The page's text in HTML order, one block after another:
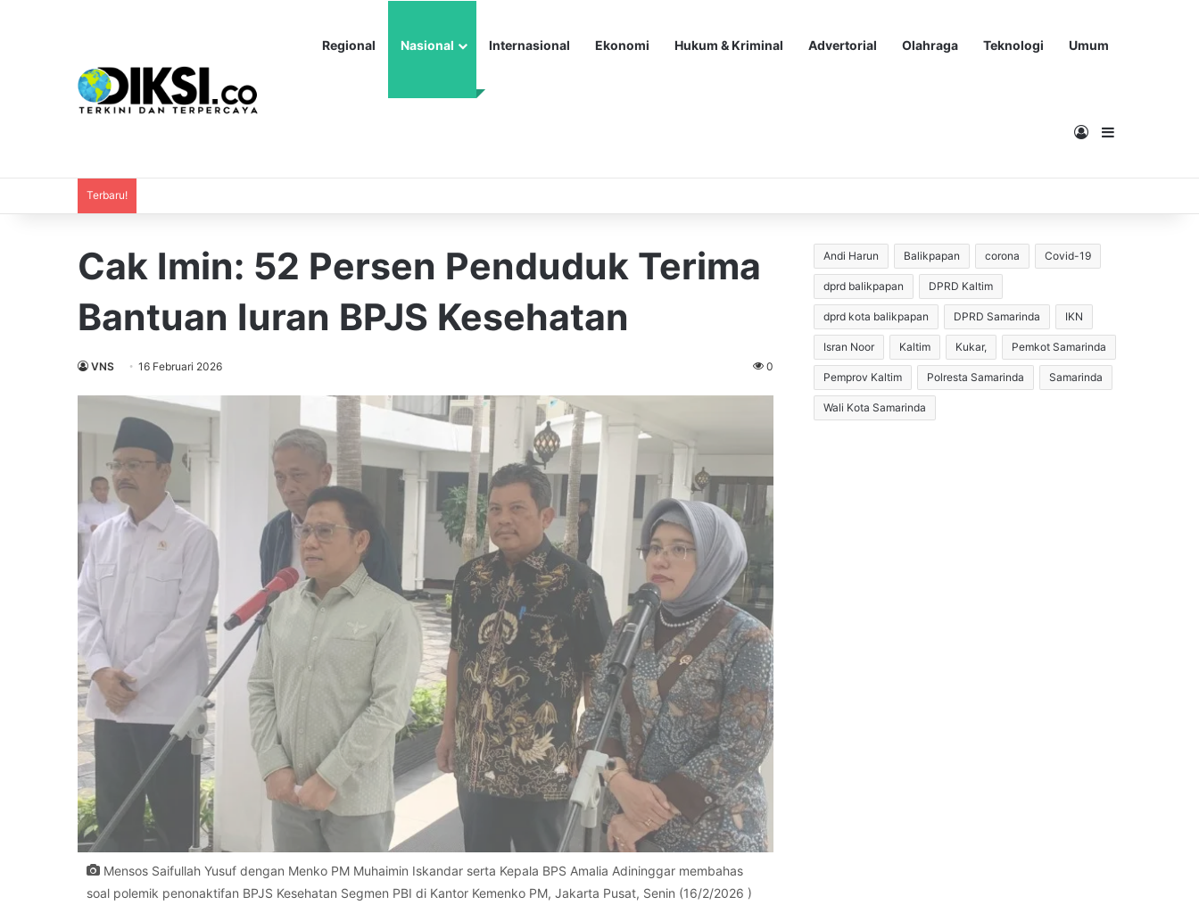
Regional Nasional Internasional Ekonomi Hukum & Kriminal Advertorial Olahraga Teknologi Umum
MasukSidebar
Terbaru!
Cak Imin: 52 Persen Penduduk Terima
Bantuan Iuran BPJS Kesehatan
VNS 16 Februari 2026 0
Mensos Saifullah Yusuf dengan Menko PM Muhaimin Iskandar serta Kepala BPS Amalia Adininggar membahas
soal polemik penonaktifan BPJS Kesehatan Segmen PBI di Kantor Kemenko PM, Jakarta Pusat, Senin (16/2/2026 )
Andi Harun Balikpapan corona Covid-19
dprd balikpapan DPRD Kaltim
dprd kota balikpapan DPRD Samarinda IKN
Isran Noor Kaltim Kukar, Pemkot Samarinda
Pemprov Kaltim Polresta Samarinda Samarinda
Wali Kota Samarinda